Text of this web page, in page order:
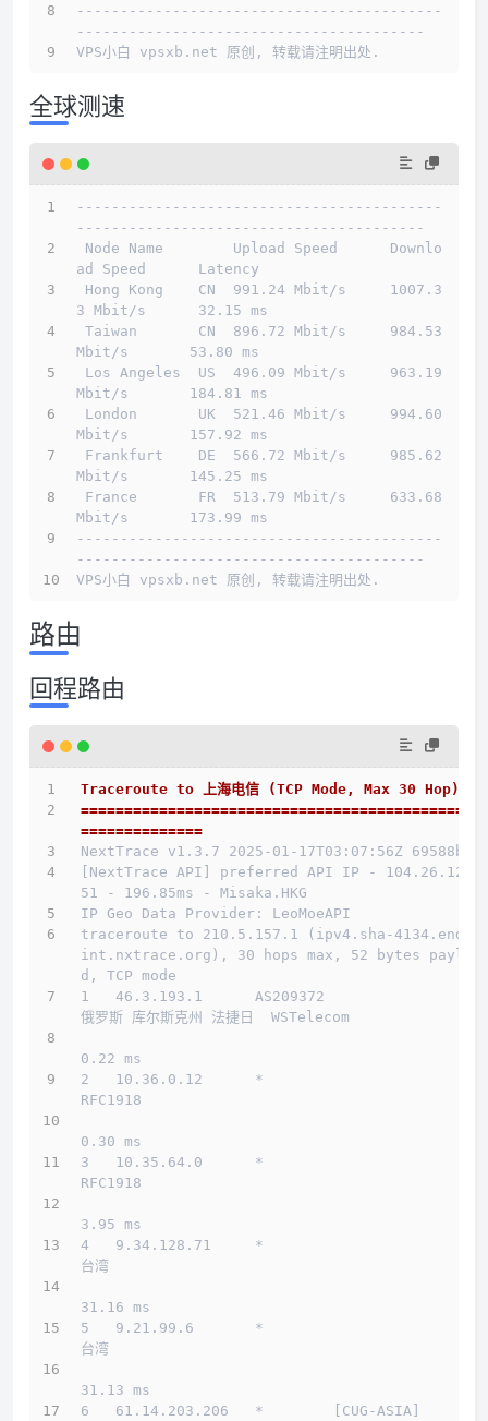
------------------------------------------
----------------------------------------
VPS小白 vpsxb.net 原创, 转载请注明出处.
全球测速
------------------------------------------
----------------------------------------
------------------------------------------
----------------------------------------
VPS小白 vpsxb.net 原创, 转载请注明出处.
路由
回程路由
Traceroute to 上海电信 (TCP Mode, Max 30 Hop)
==============================================
==============
NextTrace v1.3.7 2025-01-17T03:07:56Z 69588b0
[NextTrace API] preferred API IP - 104.26.12.1
51 - 196.85ms - Misaka.HKG
IP Geo Data Provider: LeoMoeAPI
traceroute to 210.5.157.1 (ipv4.sha-4134.endpo
int.nxtrace.org), 30 hops max, 52 bytes payloa
d, TCP mode
1   46.3.193.1      AS209372
俄罗斯 库尔斯克州 法捷日  WSTelecom
0.22 ms
2   10.36.0.12      *
RFC1918
0.30 ms
3   10.35.64.0      *
RFC1918
3.95 ms
4   9.34.128.71     *
台湾
31.16 ms
5   9.21.99.6       *
台湾
31.13 ms
6   61.14.203.206   *        [CUG-ASIA]